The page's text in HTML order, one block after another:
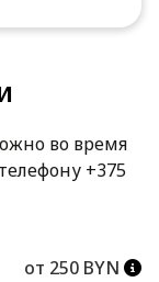
во время
+375
от 250 BYN